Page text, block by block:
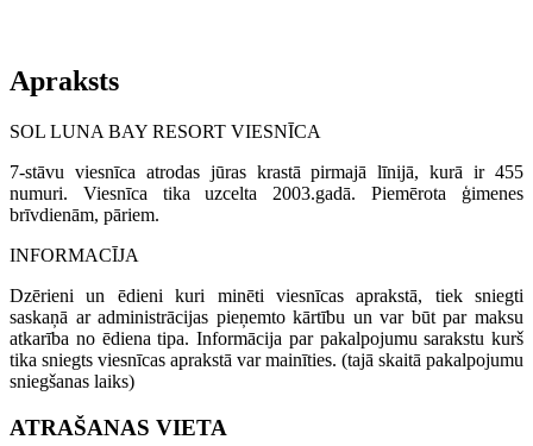
Apraksts
SOL LUNA BAY RESORT VIESNĪCA
7-stāvu viesnīca atrodas jūras krastā pirmajā līnijā, kurā ir 455
numuri. Viesnīca tika uzcelta 2003.gadā. Piemērota ģimenes
brīvdienām, pāriem.
INFORMACĪJA
Dzērieni un ēdieni kuri minēti viesnīcas aprakstā, tiek sniegti
saskaņā ar administrācijas pieņemto kārtību un var būt par maksu
atkarība no ēdiena tipa. Informācija par pakalpojumu sarakstu kurš
tika sniegts viesnīcas aprakstā var mainīties. (tajā skaitā pakalpojumu
sniegšanas laiks)
ATRAŠANAS VIETA